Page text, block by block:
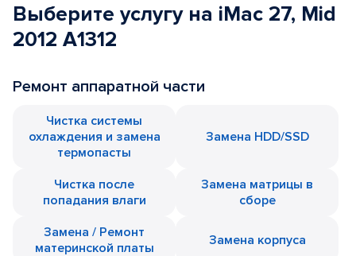
Выберите услугу на iMac 27, Mid
2012 A1312
Ремонт аппаратной части
Чистка системы
охлаждения и замена
термопасты
Замена HDD/SSD
Чистка после
попадания влаги
Замена матрицы в
сборе
Замена / Ремонт
материнской платы
Замена корпуса